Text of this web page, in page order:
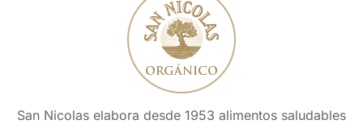
San Nicolas elabora desde 1953 alimentos saludables